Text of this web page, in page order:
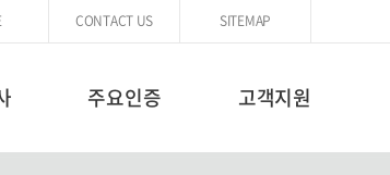
CONTACT US SITEMAP
주요인증 고객지원